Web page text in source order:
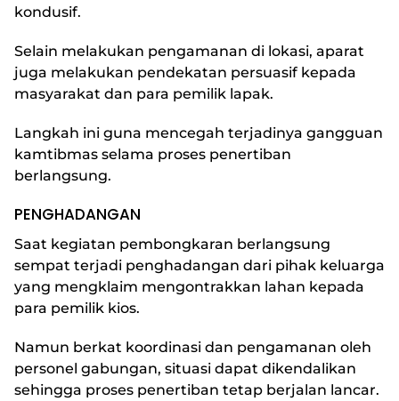
kondusif.
Selain melakukan pengamanan di lokasi, aparat
juga melakukan pendekatan persuasif kepada
masyarakat dan para pemilik lapak.
Langkah ini guna mencegah terjadinya gangguan
kamtibmas selama proses penertiban
berlangsung.
PENGHADANGAN
Saat kegiatan pembongkaran berlangsung
sempat terjadi penghadangan dari pihak keluarga
yang mengklaim mengontrakkan lahan kepada
para pemilik kios.
Namun berkat koordinasi dan pengamanan oleh
personel gabungan, situasi dapat dikendalikan
sehingga proses penertiban tetap berjalan lancar.